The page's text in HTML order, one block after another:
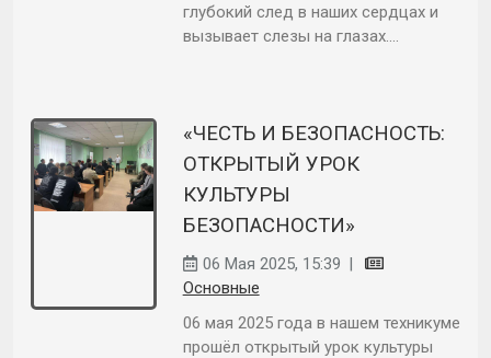
глубокий след в наших сердцах и
вызывает слезы на глазах....
«ЧЕСТЬ И БЕЗОПАСНОСТЬ:
ОТКРЫТЫЙ УРОК
КУЛЬТУРЫ
БЕЗОПАСНОСТИ»
06 Мая 2025, 15:39 |
Основные
06 мая 2025 года в нашем техникуме
прошёл открытый урок культуры